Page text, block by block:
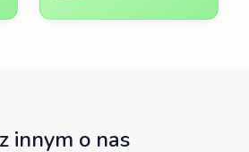
innym o nas